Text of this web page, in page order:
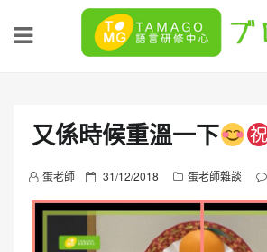
又係時候重溫一下
蛋老師
P
o
s
t
31/12/2018 蛋老師雜談